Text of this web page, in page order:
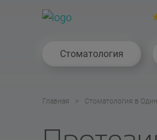
Стоматология
Главная Стоматология в